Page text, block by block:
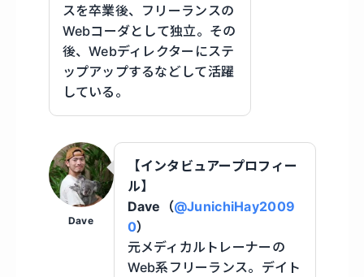
スを卒業後、フリーランスの
Webコーダとして独立。その
後、Webディレクターにステ
ップアップするなどして活躍
している。
Dave
【インタビュアープロフィー
ル】
Dave（@JunichiHay2009
0）
元メディカルトレーナーの
Web系フリーランス。デイト